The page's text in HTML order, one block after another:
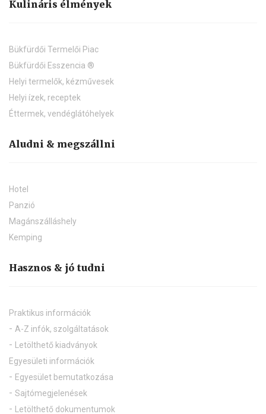
Kulináris élmények
Bükfürdői Termelői Piac
Bükfürdői Esszencia ®
Helyi termelők, kézművesek
Helyi ízek, receptek
Éttermek, vendéglátóhelyek
Aludni & megszállni
Hotel
Panzió
Magánszálláshely
Kemping
Hasznos & jó tudni
Praktikus információk
A-Z infók, szolgáltatások
Letölthető kiadványok
Egyesületi információk
Egyesület bemutatkozása
Sajtómegjelenések
Letölthető dokumentumok